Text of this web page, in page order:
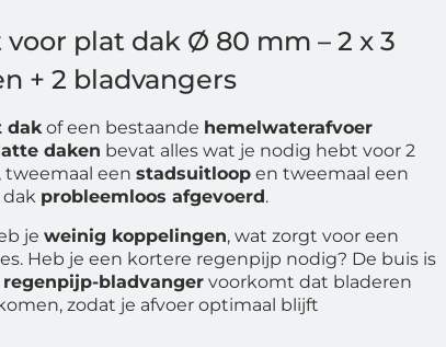
plat dak Ø 80 mm – 2 x 3
+ 2 bladvangers
dakof een bestaande hemelwaterafvoer
daken bevat alles wat je nodig hebt voor 2
tweemaal een stadsuitloopen tweemaal een
dak probleemloos afgevoerd.
je weinig koppelingen, wat zorgt voor een
Heb je een kortere regenpijp nodig? De buis is
regenpijp-bladvangervoorkomt dat bladeren
zodat je afvoer optimaal blijft